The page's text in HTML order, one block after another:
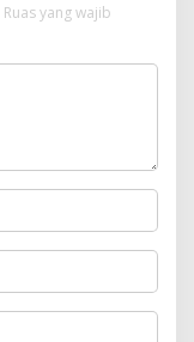
Ruas yang wajib